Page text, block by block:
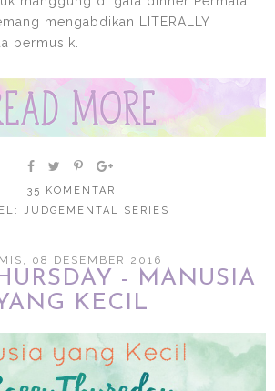
mengabdikan LITERALLY
bermusik.
35 KOMENTAR
JUDGEMENTAL SERIES
08 DESEMBER 2016
- MANUSIA
KECIL